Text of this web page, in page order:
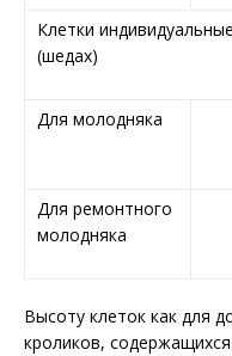
Клетки
(шедах)
Для молодняка
Для ремонтного
молодняка
Высоту клеток как для
кроликов,